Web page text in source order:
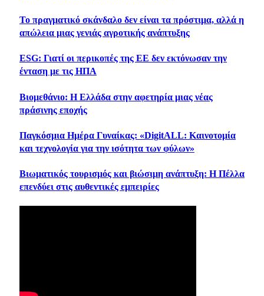
Το πραγματικό σκάνδαλο δεν είναι τα πρόστιμα, αλλά η
απώλεια μιας γενιάς αγροτικής ανάπτυξης
ESG: Γιατί οι περικοπές της ΕΕ δεν εκτόνωσαν την
ένταση με τις ΗΠΑ
Βιομεθάνιο: Η Ελλάδα στην αφετηρία μιας νέας
πράσινης εποχής
Παγκόσμια Ημέρα Γυναίκας: «DigitALL: Καινοτομία
και τεχνολογία για την ισότητα των φύλων»
Βιωματικός τουρισμός και βιώσιμη ανάπτυξη: Η Πέλλα
επενδύει στις αυθεντικές εμπειρίες